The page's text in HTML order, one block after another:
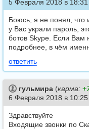
5 Февраля 2018 в 18:31
Боюсь, я не понял, что
у Вас украли пароль,
ботов Skype. Если Вам
подробнее, в чём
ответить
гульмира (карма:
6 Февраля 2018 в 10:25
Здравствуйте
Входящие звонки по